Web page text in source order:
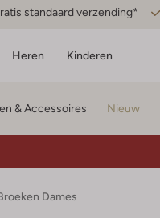
standaard verzending*
Heren Kinderen
& Accessoires Nieuw
Dames